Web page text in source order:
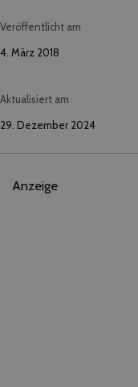
Veröffentlicht am
4. März 2018
Aktualisiert am
29. Dezember 2024
Anzeige